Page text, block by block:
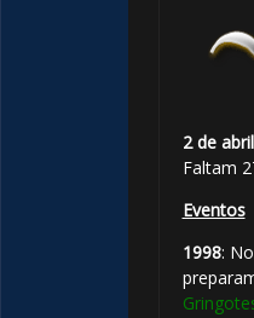
2 de abril
Faltam
Eventos
1998: